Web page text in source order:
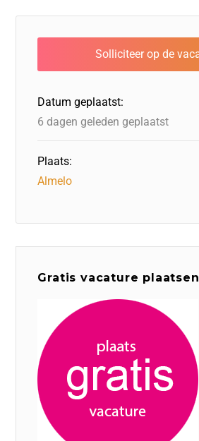
Datum geplaatst:
6 dagen geleden geplaatst
Plaats:
Almelo
Gratis vacature plaatsen